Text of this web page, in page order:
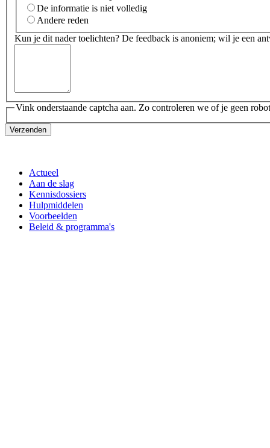
De informatie is niet volledig
Andere reden
Kun je dit nader toelichten? De feedback is anoniem; wil je een
Vink onderstaande captcha aan. Zo controleren we of je geen
Verzenden
Actueel
Aan de slag
Kennisdossiers
Hulpmiddelen
Voorbeelden
Beleid & programma's